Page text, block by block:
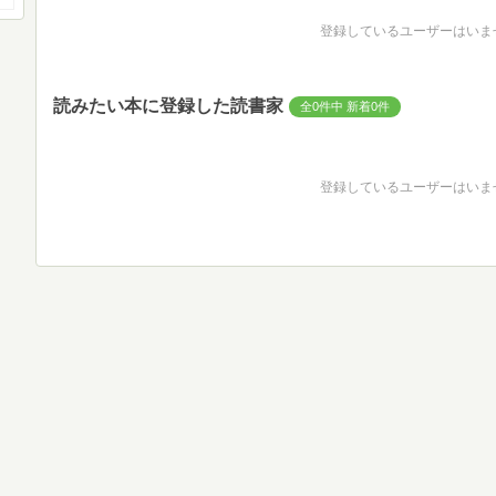
登録しているユーザーはいま
読みたい本に登録した読書家 全0件中 新着0件
登録しているユーザーはいま